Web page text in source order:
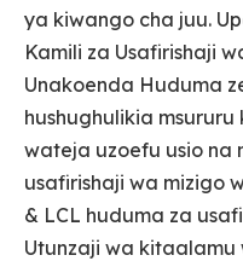
ya kiwango cha juu.
Kamili za Usafirishaji
Unakoenda Huduma
hushughulikia
wateja uzoefu usio na
usafirishaji wa mizigo
& LCL huduma za
Utunzaji wa kitaalamu